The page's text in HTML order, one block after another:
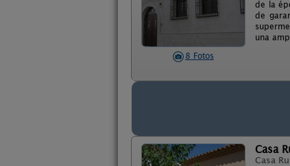
8 Fotos
de la
de
una
Casa
Casa